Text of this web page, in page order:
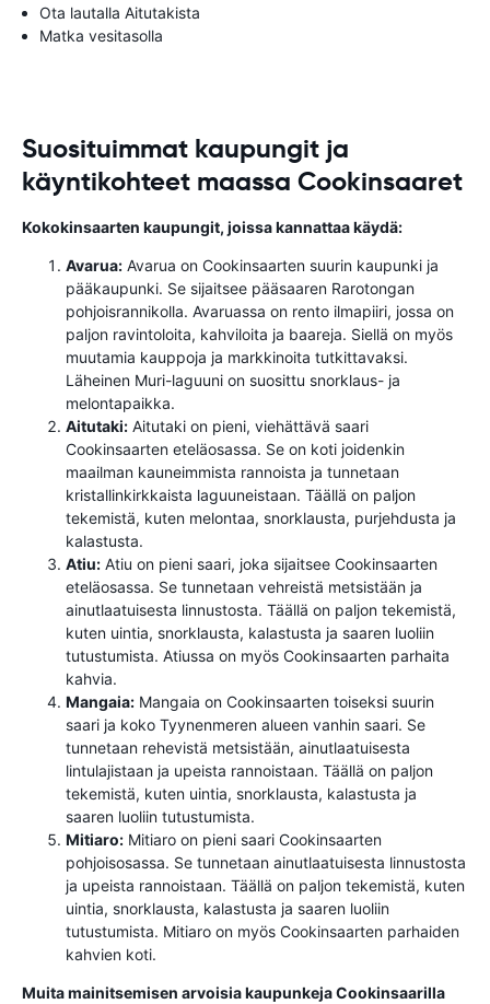
Ota lautalla Aitutakista
Matka vesitasolla
Suosituimmat kaupungit ja
käyntikohteet maassa Cookinsaaret
Kokokinsaarten kaupungit, joissa kannattaa käydä:
Avarua: Avarua on Cookinsaarten suurin kaupunki ja
pääkaupunki. Se sijaitsee pääsaaren Rarotongan
pohjoisrannikolla. Avaruassa on rento ilmapiiri, jossa on
paljon ravintoloita, kahviloita ja baareja. Siellä on myös
muutamia kauppoja ja markkinoita tutkittavaksi.
Läheinen Muri-laguuni on suosittu snorklaus- ja
melontapaikka.
Aitutaki: Aitutaki on pieni, viehättävä saari
Cookinsaarten eteläosassa. Se on koti joidenkin
maailman kauneimmista rannoista ja tunnetaan
kristallinkirkkaista laguuneistaan. Täällä on paljon
tekemistä, kuten melontaa, snorklausta, purjehdusta ja
kalastusta.
Atiu: Atiu on pieni saari, joka sijaitsee Cookinsaarten
eteläosassa. Se tunnetaan vehreistä metsistään ja
ainutlaatuisesta linnustosta. Täällä on paljon tekemistä,
kuten uintia, snorklausta, kalastusta ja saaren luoliin
tutustumista. Atiussa on myös Cookinsaarten parhaita
kahvia.
Mangaia: Mangaia on Cookinsaarten toiseksi suurin
saari ja koko Tyynenmeren alueen vanhin saari. Se
tunnetaan rehevistä metsistään, ainutlaatuisesta
lintulajistaan ​​ja upeista rannoistaan. Täällä on paljon
tekemistä, kuten uintia, snorklausta, kalastusta ja
saaren luoliin tutustumista.
Mitiaro: Mitiaro on pieni saari Cookinsaarten
pohjoisosassa. Se tunnetaan ainutlaatuisesta linnustosta
ja upeista rannoistaan. Täällä on paljon tekemistä, kuten
uintia, snorklausta, kalastusta ja saaren luoliin
tutustumista. Mitiaro on myös Cookinsaarten parhaiden
kahvien koti.
Muita mainitsemisen arvoisia kaupunkeja Cookinsaarilla